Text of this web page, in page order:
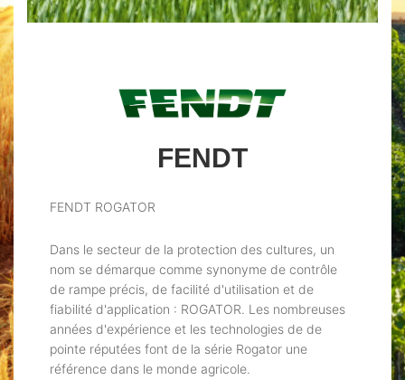
FENDT
FENDT ROGATOR
Dans le secteur de la protection des cultures, un
nom se démarque comme synonyme de contrôle
de rampe précis, de facilité d'utilisation et de
fiabilité d'application : ROGATOR. Les nombreuses
années d'expérience et les technologies de de
pointe réputées font de la série Rogator une
référence dans le monde agricole.